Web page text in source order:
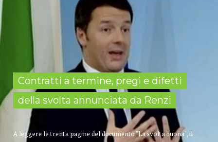
Contratti a termine, pregi e difetti
della svolta annunciata da Renzi
A leggere le trenta pagine del documento "La svolta buona", il